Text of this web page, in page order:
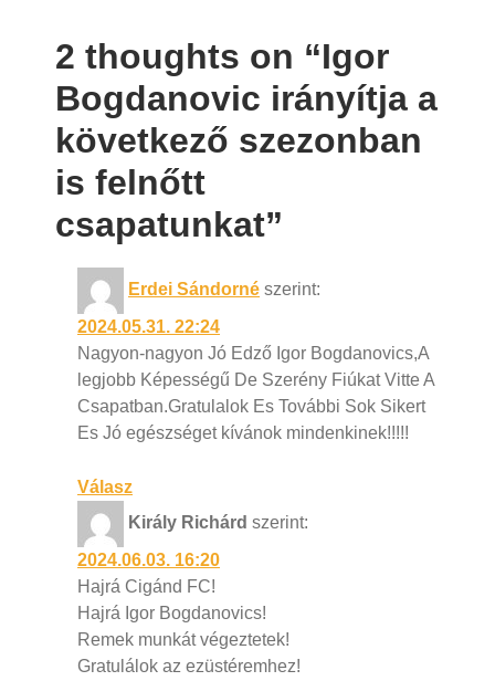
2 thoughts on “Igor
Bogdanovic irányítja a
következő szezonban
is felnőtt
csapatunkat”
Erdei Sándorné szerint:
2024.05.31. 22:24
Nagyon-nagyon Jó Edző Igor Bogdanovics,A
legjobb Képességű De Szerény Fiúkat Vitte A
Csapatban.Gratulalok Es További Sok Sikert
Es Jó egészséget kívánok mindenkinek!!!!!
Válasz
Király Richárd szerint:
2024.06.03. 16:20
Hajrá Cigánd FC!
Hajrá Igor Bogdanovics!
Remek munkát végeztetek!
Gratulálok az ezüstéremhez!